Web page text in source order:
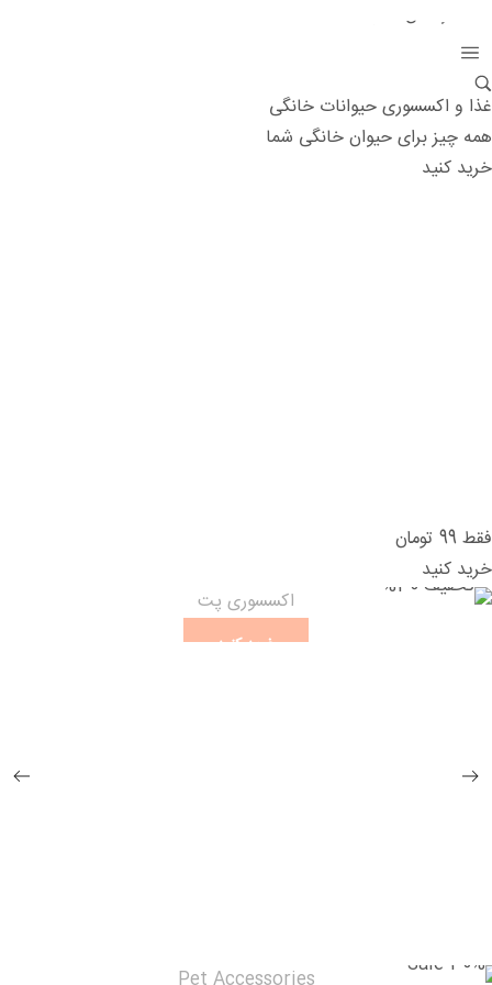
غذا و اکسسوری حیوانات خانگی
همه چیز برای حیوان خانگی شما
خرید کنید
فقط 99 تومان
خرید کنید
اکسسوری پت
خرید کنید